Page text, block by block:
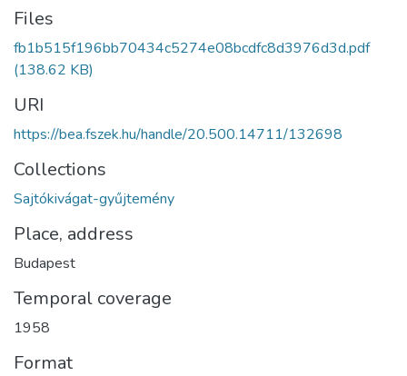
Files
fb1b515f196bb70434c5274e08bcdfc8d3976d3d.pdf
(138.62 KB)
URI
https://bea.fszek.hu/handle/20.500.14711/132698
Collections
Sajtókivágat-gyűjtemény
Place, address
Budapest
Temporal coverage
1958
Format